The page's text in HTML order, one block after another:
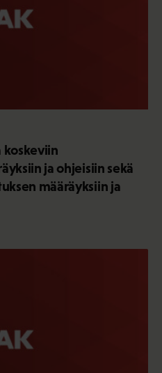
koskeviin
ja ohjeisiin sekä
määräyksiin ja